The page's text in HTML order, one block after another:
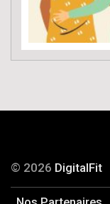
© 2026 DigitalFit